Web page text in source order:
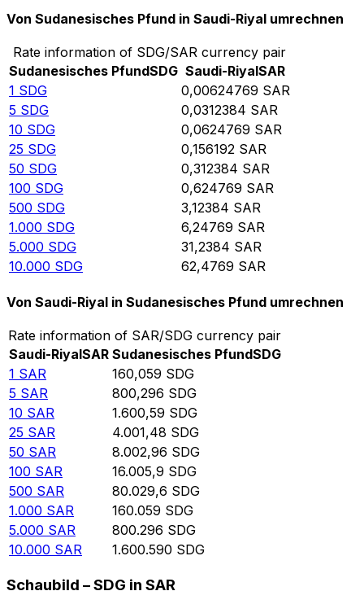
Von Sudanesisches Pfund in Saudi-Riyal umrechnen
Rate information of SDG/SAR currency pair
Sudanesisches PfundSDG Saudi-RiyalSAR
1 SDG 0,00624769 SAR
5 SDG 0,0312384 SAR
10 SDG 0,0624769 SAR
25 SDG 0,156192 SAR
50 SDG 0,312384 SAR
100 SDG 0,624769 SAR
500 SDG 3,12384 SAR
1.000 SDG 6,24769 SAR
5.000 SDG 31,2384 SAR
10.000 SDG 62,4769 SAR
Von Saudi-Riyal in Sudanesisches Pfund umrechnen
Rate information of SAR/SDG currency pair
Saudi-RiyalSAR Sudanesisches PfundSDG
1 SAR 160,059 SDG
5 SAR 800,296 SDG
10 SAR 1.600,59 SDG
25 SAR 4.001,48 SDG
50 SAR 8.002,96 SDG
100 SAR 16.005,9 SDG
500 SAR 80.029,6 SDG
1.000 SAR 160.059 SDG
5.000 SAR 800.296 SDG
10.000 SAR 1.600.590 SDG
Schaubild – SDG in SAR